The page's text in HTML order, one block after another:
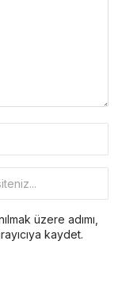
üzere adımı,
kaydet.